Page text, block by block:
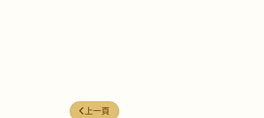
上一篇文章: 翠塘豆腐
上一頁